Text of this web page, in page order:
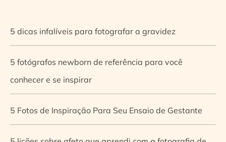
5 dicas infalíveis para fotografar a gravidez
5 fotógrafos newborn de referência para você
conhecer e se inspirar
5 Fotos de Inspiração Para Seu Ensaio de Gestante